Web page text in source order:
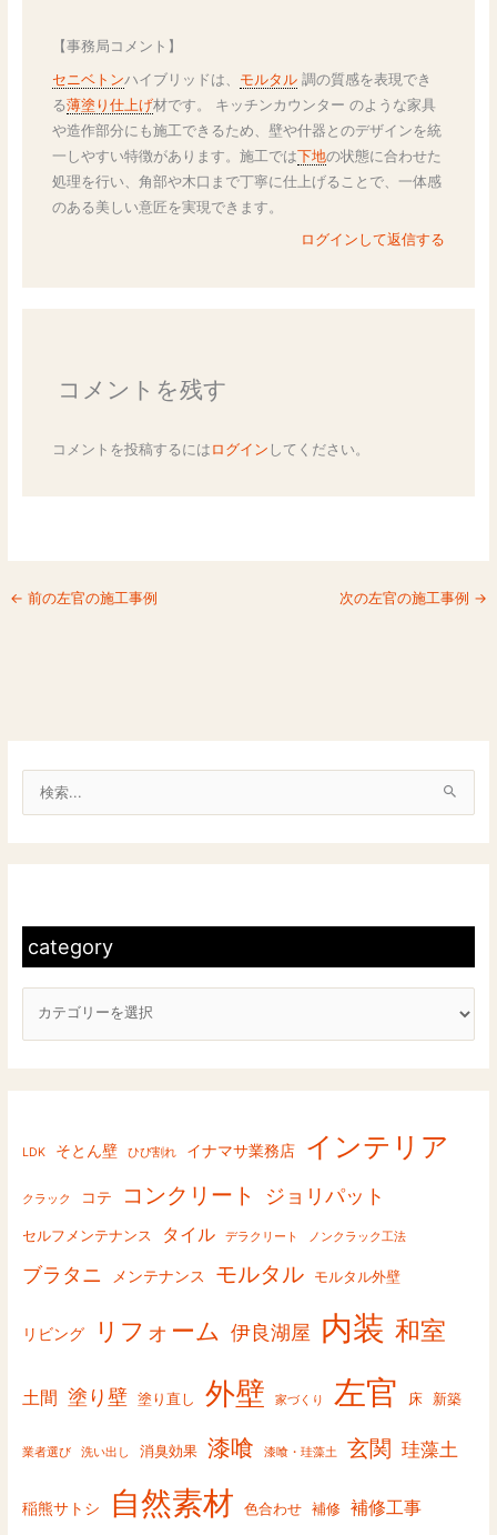
【事務局コメント】
セニベトンハイブリッドは、 モルタル調の質感を表現でき
る薄塗り仕上げ材です。 キッチンカウンター のような家具
や造作部分にも施工できるため、壁や什器とのデザインを統
一しやすい特徴があります。施工では下地の状態に合わせた
処理を行い、角部や木口まで丁寧に仕上げることで、一体感
のある美しい意匠を実現できます。
ログインして返信する
コメントを残す
コメントを投稿するには ログイン してください。
← 前の左官の施工事例 次の左官の施工事例 →
category
g
r
LDK そとん壁 ひび割れ イナマサ業務店 インテリア
クラック コテ コンクリート ジョリパット
セルフメンテナンス タイル デラクリート ノンクラック工法
ブラタニ メンテナンス モルタル モルタル外壁
リビング リフォーム 伊良湖屋 内装 和室
土間 塗り壁 塗り直し 外壁 家づくり 左官 床 新築
業者選び 洗い出し 消臭効果 漆喰 漆喰・珪藻土 玄関 珪藻土
稲熊サトシ 自然素材 色合わせ 補修 補修工事